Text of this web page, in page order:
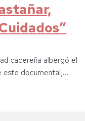
cacereña albergó el
este documental,…